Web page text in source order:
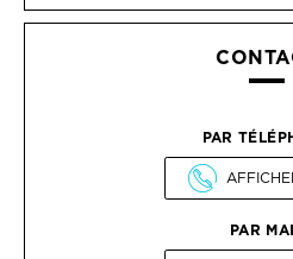
PAR
PAR